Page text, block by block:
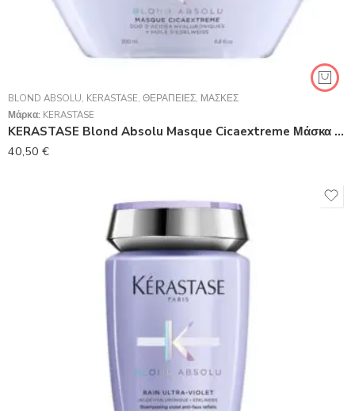
BLOND ABSOLU, KERASTASE, ΘΕΡΑΠΕΊΕΣ, ΜΆΣΚΕΣ
Μάρκα: KERASTASE
KERASTASE Blond Absolu Masque Cicaextreme Μάσκα Για Μετά Το Ξάνοιγμα 200ml
40,50 €